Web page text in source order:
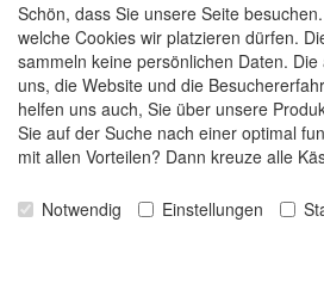
Zahlungsmöglichkeiten
Schön, dass Sie unsere Seite
welche Cookies wir platzieren dürfen.
sammeln keine persönlichen Daten.
uns, die Website und die
helfen uns auch, Sie über unsere
Sie auf der Suche nach einer optimal
mit allen Vorteilen? Dann kreuze alle
Notwendig Einstellungen